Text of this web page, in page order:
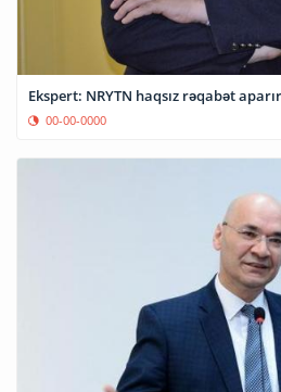
Ekspert: NRYTN haqsız rəqabət aparır
00-00-0000